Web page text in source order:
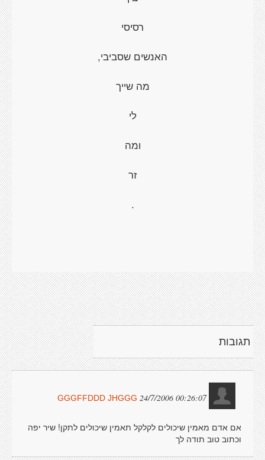
רסיסי
האנשים שסביבי,
מה שייך
לי
ומה
זר
.
תגובות
GGGFFDDD JHGGG 24/7/2006 00:26:07
אם אדם מאמין שיכולים לקלקל תאמין שיכולים לתקן! שיר יפה
וכתוב טוב תודה לך